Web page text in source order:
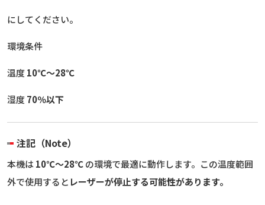
にしてください。
環境条件
温度10℃～28℃
湿度70％以下
注記（Note）
本機は10℃〜28℃の環境で最適に動作します。この温度範囲
外で使用すると レーザーが停止する可能性があります。